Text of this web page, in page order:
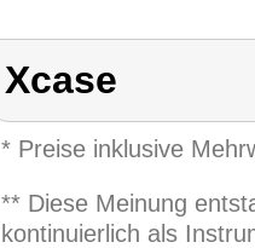
Xcase
* Preise inklusive
** Diese Meinung
kontinuierlich als